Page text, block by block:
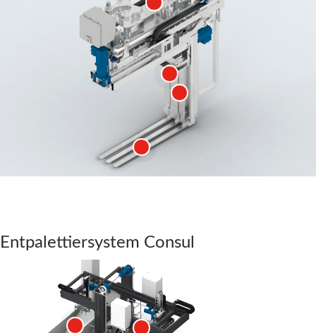
Entpalettiersystem Consul